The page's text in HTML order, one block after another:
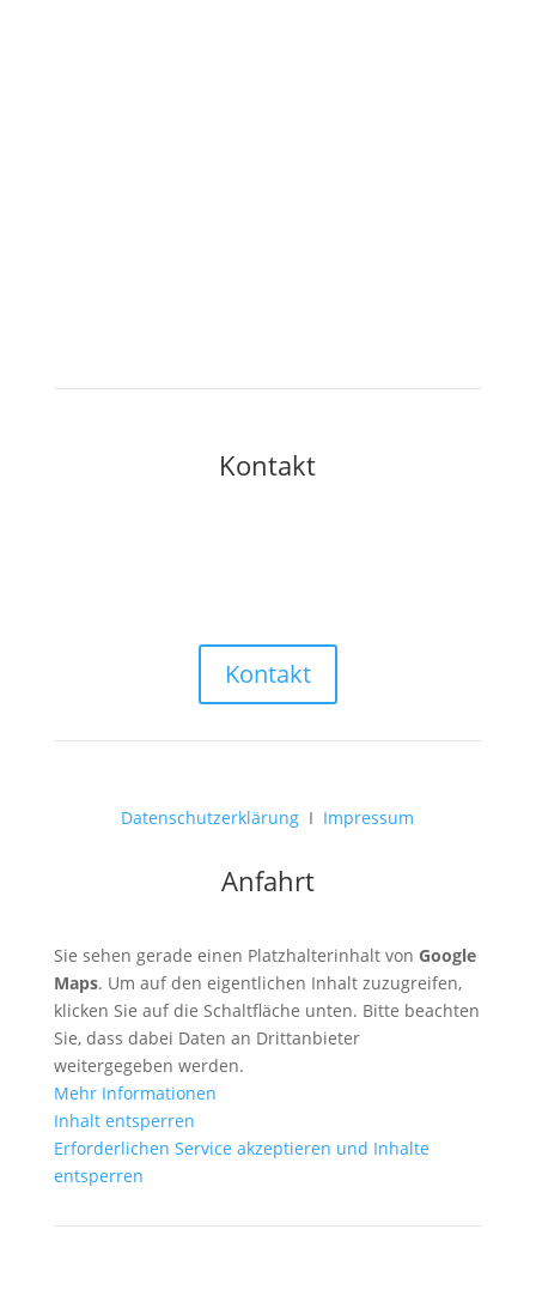
Kontakt
Kontakt
Datenschutzerklärung I Impressum
Anfahrt
Sie sehen gerade einen Platzhalterinhalt von Google
Maps. Um auf den eigentlichen Inhalt zuzugreifen,
klicken Sie auf die Schaltfläche unten. Bitte beachten
Sie, dass dabei Daten an Drittanbieter
weitergegeben werden.
Mehr Informationen
Inhalt entsperren
Erforderlichen Service akzeptieren und Inhalte
entsperren